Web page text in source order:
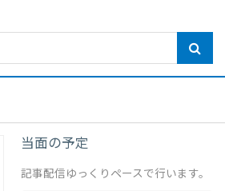
当面の予定
記事配信ゆっくりペースで行います。